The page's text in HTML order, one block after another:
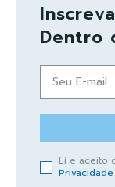
Dentro
Li e aceito
Privacidade